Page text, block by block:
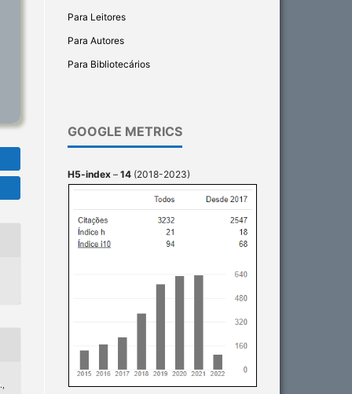
Para Leitores
Para Autores
Para Bibliotecários
GOOGLE METRICS
H5-index – 14 (2018-2023)